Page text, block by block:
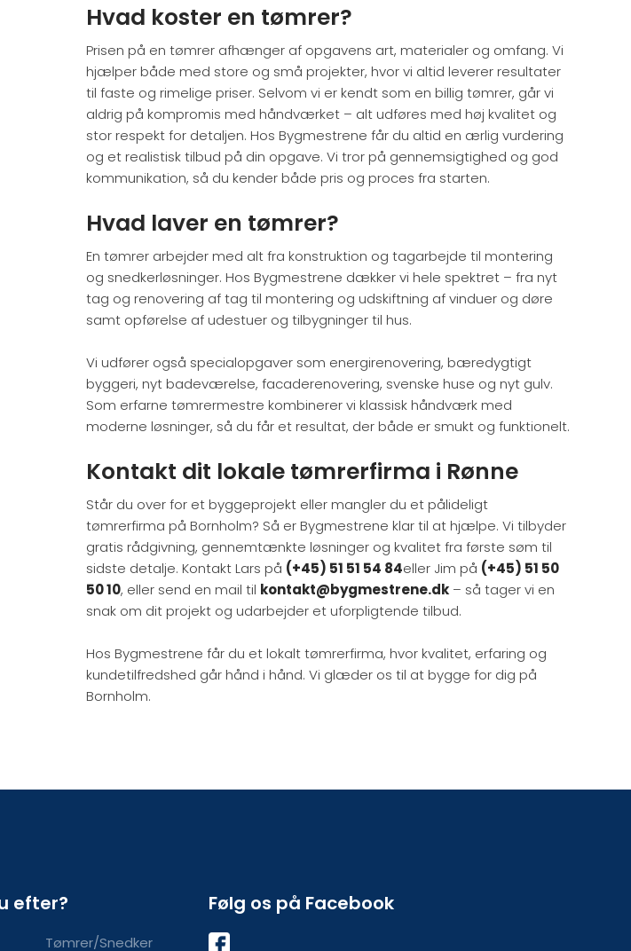
Hvad koster en tømrer?
Prisen på en tømrer afhænger af opgavens art, materialer og omfang. Vi
hjælper både med store og små projekter, hvor vi altid leverer resultater
til faste og rimelige priser. Selvom vi er kendt som en billig tømrer, går vi
aldrig på kompromis med håndværket – alt udføres med høj kvalitet og
stor respekt for detaljen. Hos Bygmestrene får du altid en ærlig vurdering
og et realistisk tilbud på din opgave. Vi tror på gennemsigtighed og god
kommunikation, så du kender både pris og proces fra starten.​
Hvad laver en tømrer?
En tømrer arbejder med alt fra konstruktion og tagarbejde til montering
og snedkerløsninger. Hos Bygmestrene dækker vi hele spektret – fra nyt
tag og renovering af tag til montering og udskiftning af vinduer og døre
samt opførelse af udestuer og tilbygninger til hus.
Vi udfører også specialopgaver som energirenovering, bæredygtigt
byggeri, nyt badeværelse, facaderenovering, svenske huse og nyt gulv.
Som erfarne tømrermestre kombinerer vi klassisk håndværk med
moderne løsninger, så du får et resultat, der både er smukt og funktionelt.​
Kontakt dit lokale tømrerfirma i Rønne
Står du over for et byggeprojekt eller mangler du et pålideligt
tømrerfirma på Bornholm? Så er Bygmestrene klar til at hjælpe. Vi tilbyder
gratis rådgivning, gennemtænkte løsninger og kvalitet fra første søm til
sidste detalje. Kontakt Lars på (+45) 51 51 54 84eller Jim på (+45) 51 50
50 10, eller send en mail til kontakt@bygmestrene.dk– så tager vi en
snak om dit projekt og udarbejder et uforpligtende tilbud.
Hos Bygmestrene får du et lokalt tømrerfirma, hvor kvalitet, erfaring og
kundetilfredshed går hånd i hånd. Vi glæder os til at bygge for dig på
Bornholm.
efter?
Tømrer/Snedker
Følg os på Facebook​